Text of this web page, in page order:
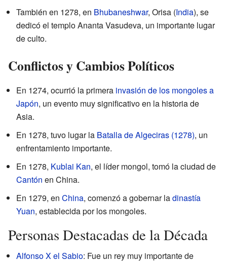
También en 1278, en Bhubaneshwar, Orisa (India), se
dedicó el templo Ananta Vasudeva, un importante lugar
de culto.
Conflictos y Cambios Políticos
En 1274, ocurrió la primera invasión de los mongoles a
Japón, un evento muy significativo en la historia de
Asia.
En 1278, tuvo lugar la Batalla de Algeciras (1278), un
enfrentamiento importante.
En 1278, Kublai Kan, el líder mongol, tomó la ciudad de
Cantón en China.
En 1279, en China, comenzó a gobernar ladinastía
Yuan, establecida por los mongoles.
Personas Destacadas de la Década
Alfonso X el Sabio: Fue un rey muy importante de